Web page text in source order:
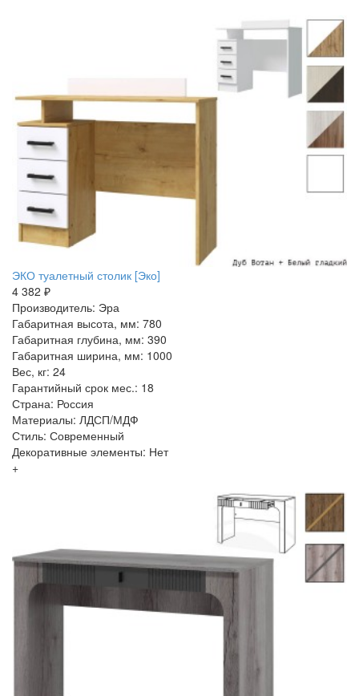
ЭКО туалетный столик [Эко]
4 382 ₽
Производитель: Эра
Габаритная высота, мм: 780
Габаритная глубина, мм: 390
Габаритная ширина, мм: 1000
Вес, кг: 24
Гарантийный срок мес.: 18
Страна: Россия
Материалы: ЛДСП/МДФ
Стиль: Современный
Декоративные элементы: Нет
+